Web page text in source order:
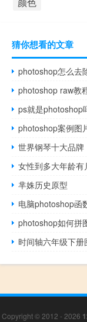
猜你想看的文章
photoshop怎么去
photoshop raw教
ps就是photoshop
photoshop案例图
世界钢琴十大品牌
女性到多大年龄有
芈姝历史原型
电脑photoshop函
photoshop如何拼
时间轴六年级下册
Copyright © 2012 - 2026